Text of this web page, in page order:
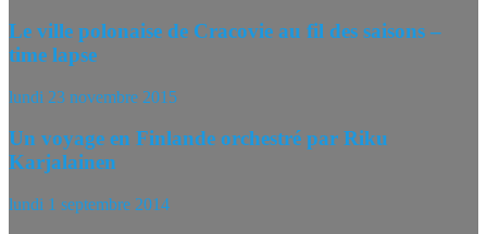
Le ville polonaise de Cracovie au fil des saisons –
time lapse
lundi 23 novembre 2015
Un voyage en Finlande orchestré par Riku
Karjalainen
lundi 1 septembre 2014